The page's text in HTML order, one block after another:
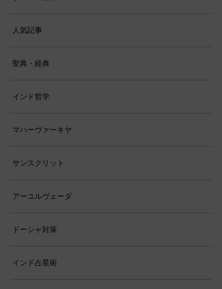
人気記事
聖典・経典
インド哲学
マハーヴァーキヤ
サンスクリット
アーユルヴェーダ
ドーシャ対策
インド占星術